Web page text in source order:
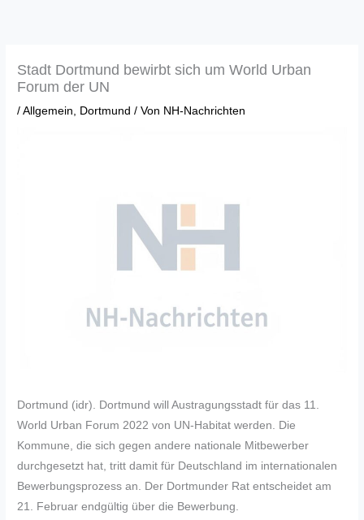
Stadt Dortmund bewirbt sich um World Urban
Forum der UN
/Allgemein, Dortmund / Von NH-Nachrichten
Dortmund (idr). Dortmund will Austragungsstadt für das 11.
World Urban Forum 2022 von UN-Habitat werden. Die
Kommune, die sich gegen andere nationale Mitbewerber
durchgesetzt hat, tritt damit für Deutschland im internationalen
Bewerbungsprozess an. Der Dortmunder Rat entscheidet am
21. Februar endgültig über die Bewerbung.